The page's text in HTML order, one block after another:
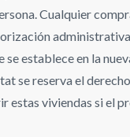
Cualquier
se establece en la
se reserva el
estas viviendas si el